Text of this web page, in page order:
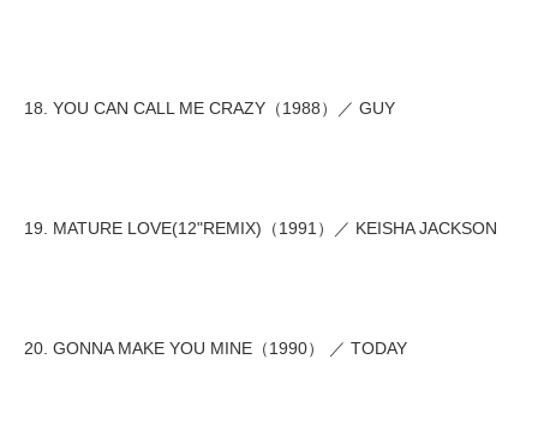
18. YOU CAN CALL ME CRAZY（1988）／ GUY
19. MATURE LOVE(12"REMIX)（1991）／ KEISHA JACKSON
20. GONNA MAKE YOU MINE（1990） ／ TODAY